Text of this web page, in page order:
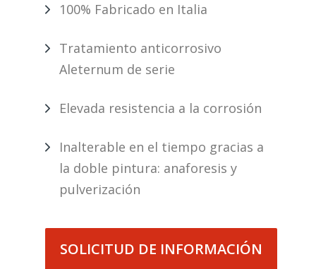
100% Fabricado en Italia
Tratamiento anticorrosivo
Aleternum de serie
Elevada resistencia a la corrosión
Inalterable en el tiempo gracias a
la doble pintura: anaforesis y
pulverización
SOLICITUD DE INFORMACIÓN